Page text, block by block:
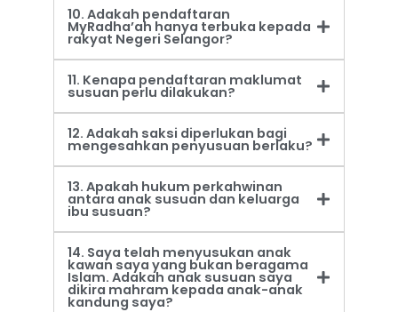
10. Adakah pendaftaran
MyRadha’ah hanya terbuka kepada
rakyat Negeri Selangor?
11. Kenapa pendaftaran maklumat
susuan perlu dilakukan?
12. Adakah saksi diperlukan bagi
mengesahkan penyusuan berlaku?
13. Apakah hukum perkahwinan
antara anak susuan dan keluarga
ibu susuan?
14. Saya telah menyusukan anak
kawan saya yang bukan beragama
Islam. Adakah anak susuan saya
dikira mahram kepada anak-anak
kandung saya?